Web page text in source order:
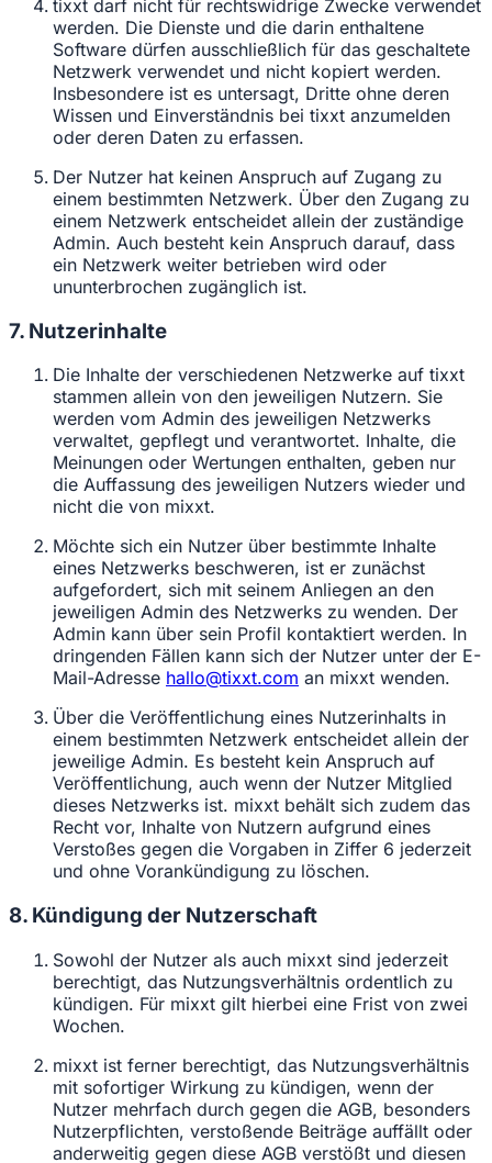
tixxt darf nicht für rechtswidrige Zwecke verwendet
werden. Die Dienste und die darin enthaltene
Software dürfen ausschließlich für das geschaltete
Netzwerk verwendet und nicht kopiert werden.
Insbesondere ist es untersagt, Dritte ohne deren
Wissen und Einverständnis bei tixxt anzumelden
oder deren Daten zu erfassen.
Der Nutzer hat keinen Anspruch auf Zugang zu
einem bestimmten Netzwerk. Über den Zugang zu
einem Netzwerk entscheidet allein der zuständige
Admin. Auch besteht kein Anspruch darauf, dass
ein Netzwerk weiter betrieben wird oder
ununterbrochen zugänglich ist.
7. Nutzerinhalte
Die Inhalte der verschiedenen Netzwerke auf tixxt
stammen allein von den jeweiligen Nutzern. Sie
werden vom Admin des jeweiligen Netzwerks
verwaltet, gepflegt und verantwortet. Inhalte, die
Meinungen oder Wertungen enthalten, geben nur
die Auffassung des jeweiligen Nutzers wieder und
nicht die von mixxt.
Möchte sich ein Nutzer über bestimmte Inhalte
eines Netzwerks beschweren, ist er zunächst
aufgefordert, sich mit seinem Anliegen an den
jeweiligen Admin des Netzwerks zu wenden. Der
Admin kann über sein Profil kontaktiert werden. In
dringenden Fällen kann sich der Nutzer unter der E-
Mail-Adresse hallo@tixxt.com an mixxt wenden.
Über die Veröffentlichung eines Nutzerinhalts in
einem bestimmten Netzwerk entscheidet allein der
jeweilige Admin. Es besteht kein Anspruch auf
Veröffentlichung, auch wenn der Nutzer Mitglied
dieses Netzwerks ist. mixxt behält sich zudem das
Recht vor, Inhalte von Nutzern aufgrund eines
Verstoßes gegen die Vorgaben in Ziffer 6 jederzeit
und ohne Vorankündigung zu löschen.
8. Kündigung der Nutzerschaft
Sowohl der Nutzer als auch mixxt sind jederzeit
berechtigt, das Nutzungsverhältnis ordentlich zu
kündigen. Für mixxt gilt hierbei eine Frist von zwei
Wochen.
mixxt ist ferner berechtigt, das Nutzungsverhältnis
mit sofortiger Wirkung zu kündigen, wenn der
Nutzer mehrfach durch gegen die AGB, besonders
Nutzerpflichten, verstoßende Beiträge auffällt oder
anderweitig gegen diese AGB verstößt und diesen